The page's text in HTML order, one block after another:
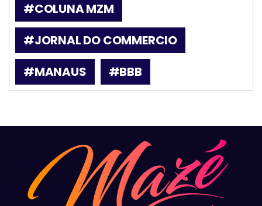
#COLUNA MZM
#JORNAL DO COMMERCIO
#MANAUS
#BBB